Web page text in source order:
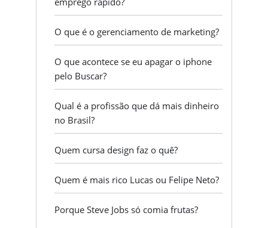
O que é o gerenciamento de marketing?
O que acontece se eu apagar o iphone
pelo Buscar?
Qual é a profissão que dá mais dinheiro
no Brasil?
Quem cursa design faz o quê?
Quem é mais rico Lucas ou Felipe Neto?
Porque Steve Jobs só comia frutas?